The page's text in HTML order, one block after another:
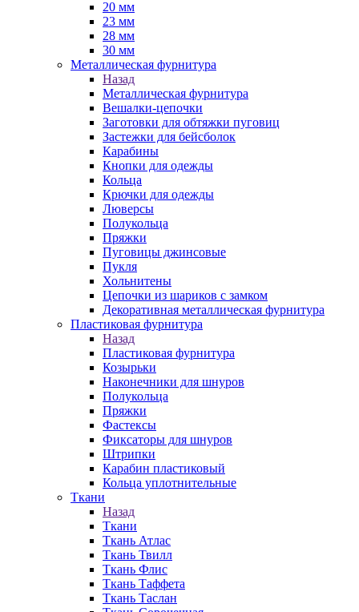
20 мм
23 мм
28 мм
30 мм
Металлическая фурнитура
Назад
Металлическая фурнитура
Вешалки-цепочки
Заготовки для обтяжки пуговиц
Застежки для бейсболок
Карабины
Кнопки для одежды
Кольца
Крючки для одежды
Люверсы
Полукольца
Пряжки
Пуговицы джинсовые
Пукля
Хольнитены
Цепочки из шариков с замком
Декоративная металлическая фурнитура
Пластиковая фурнитура
Назад
Пластиковая фурнитура
Козырьки
Наконечники для шнуров
Полукольца
Пряжки
Фастексы
Фиксаторы для шнуров
Штрипки
Карабин пластиковый
Кольца уплотнительные
Ткани
Назад
Ткани
Ткань Атлас
Ткань Твилл
Ткань Флис
Ткань Таффета
Ткань Таслан